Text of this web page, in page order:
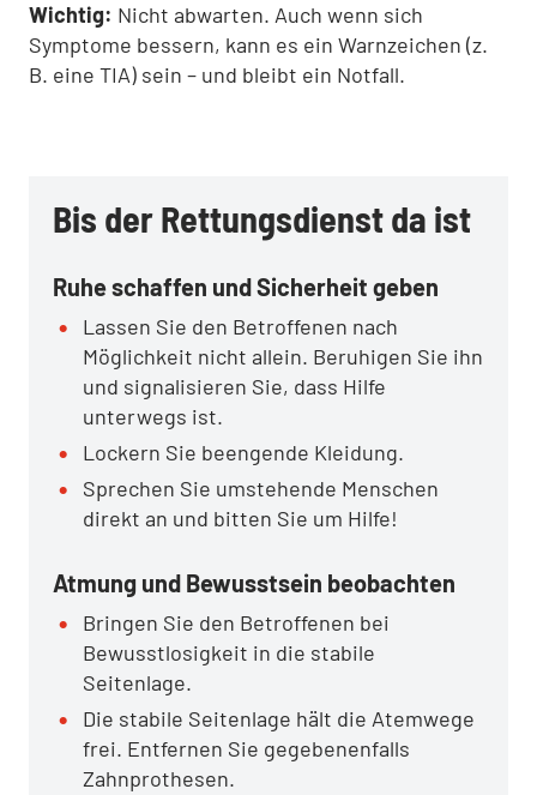
Wichtig: Nicht abwarten. Auch wenn sich
Symptome bessern, kann es ein Warnzeichen (z.
B. eine TIA) sein – und bleibt ein Notfall.
Bis der Rettungsdienst da ist
Ruhe schaffen und Sicherheit geben
Lassen Sie den Betroffenen nach
Möglichkeit nicht allein. Beruhigen Sie ihn
und signalisieren Sie, dass Hilfe
unterwegs ist.
Lockern Sie beengende Kleidung.
Sprechen Sie umstehende Menschen
direkt an und bitten Sie um Hilfe!
Atmung und Bewusstsein beobachten
Bringen Sie den Betroffenen bei
Bewusstlosigkeit in die stabile
Seitenlage.
Die stabile Seitenlage hält die Atemwege
frei. Entfernen Sie gegebenenfalls
Zahnprothesen.